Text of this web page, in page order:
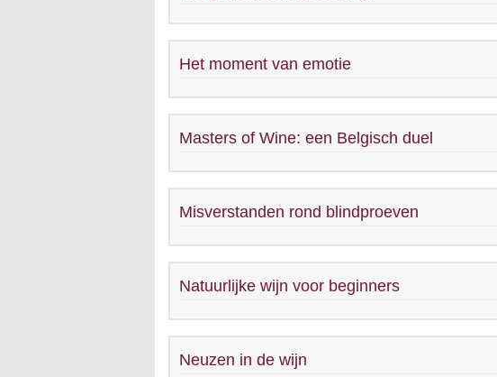
Het moment van emotie
Masters of Wine: een Belgisch duel
Misverstanden rond blindproeven
Natuurlijke wijn voor beginners
Neuzen in de wijn